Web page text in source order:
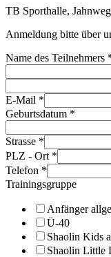
TB Sporthalle,
Anmeldung bitte über
Name des Teilnehmers
E-Mail *
Geburtsdatum *
Strasse *
PLZ - Ort *
Telefon *
Trainingsgruppe
Anfänger
Ü-40
Shaolin Kids
Shaolin Little